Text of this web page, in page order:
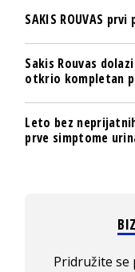
SAKIS ROUVAS
Sakis Rouvas
otkrio kompletan
Leto bez
prve simptome
Pridružite se